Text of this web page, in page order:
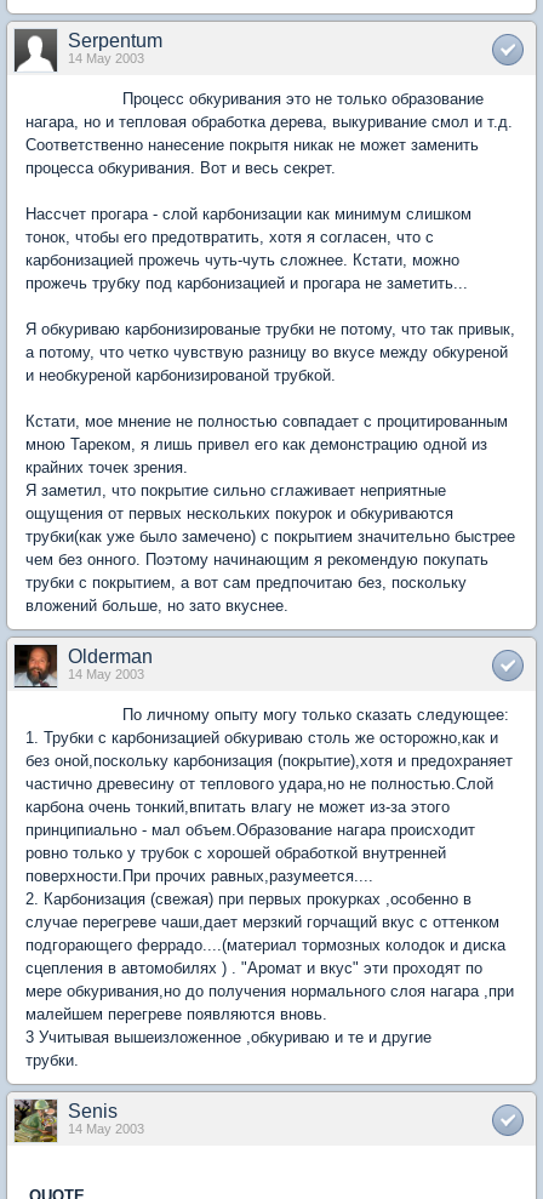
Serpentum
14 May 2003
Процесс обкуривания это не только образование
нагара, но и тепловая обработка дерева, выкуривание смол и т.д.
Соответственно нанесение покрытя никак не может заменить
процесса обкуривания. Вот и весь секрет.
Нассчет прогара - слой карбонизации как минимум слишком
тонок, чтобы его предотвратить, хотя я согласен, что с
карбонизацией прожечь чуть-чуть сложнее. Кстати, можно
прожечь трубку под карбонизацией и прогара не заметить...
Я обкуриваю карбонизированые трубки не потому, что так привык,
а потому, что четко чувствую разницу во вкусе между обкуреной
и необкуреной карбонизированой трубкой.
Кстати, мое мнение не полностью совпадает с процитированным
мною Тареком, я лишь привел его как демонстрацию одной из
крайних точек зрения.
Я заметил, что покрытие сильно сглаживает неприятные
ощущения от первых нескольких покурок и обкуриваются
трубки(как уже было замечено) с покрытием значительно быстрее
чем без онного. Поэтому начинающим я рекомендую покупать
трубки с покрытием, а вот сам предпочитаю без, поскольку
вложений больше, но зато вкуснее.
Olderman
14 May 2003
По личному опыту могу только сказать следующее:
1. Трубки с карбонизацией обкуриваю столь же осторожно,как и
без оной,поскольку карбонизация (покрытие),хотя и предохраняет
частично древесину от теплового удара,но не полностью.Слой
карбона очень тонкий,впитать влагу не может из-за этого
принципиально - мал объем.Образование нагара происходит
ровно только у трубок с хорошей обработкой внутренней
поверхности.При прочих равных,разумеется....
2. Карбонизация (свежая) при первых прокурках ,особенно в
случае перегреве чаши,дает мерзкий горчащий вкус с оттенком
подгорающего феррадо....(материал тормозных колодок и диска
сцепления в автомобилях ) . "Аромат и вкус" эти проходят по
мере обкуривания,но до получения нормального слоя нагара ,при
малейшем перегреве появляются вновь.
3 Учитывая вышеизложенное ,обкуриваю и те и другие
трубки.
Senis
14 May 2003